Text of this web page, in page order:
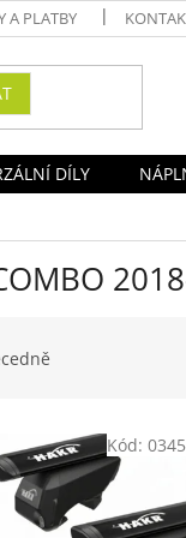
A PLATBY
DÍLY
Kód: